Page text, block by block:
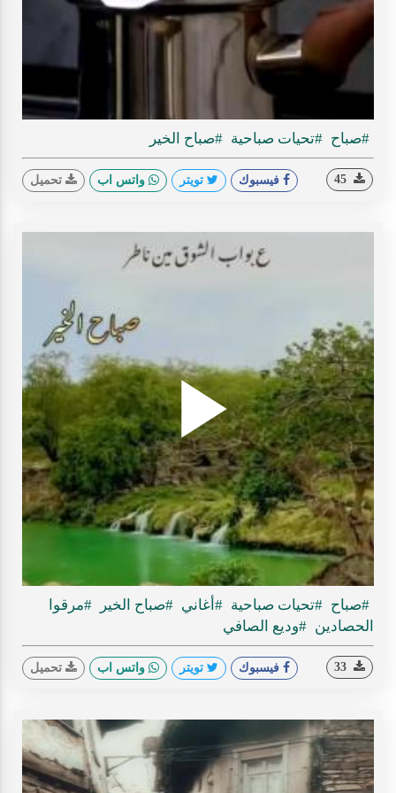
#صباح #تحيات صباحية #صباح الخير
فيسبوك تويتر واتس اب تحميل
Play
#صباح #تحيات صباحية #أغاني #صباح الخير
#مرقوا
الحصادين #وديع الصافي
فيسبوك تويتر واتس اب تحميل